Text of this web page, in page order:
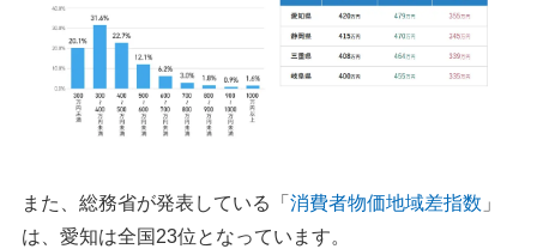
また、総務省が発表している「 消費者物価地域差指数 」
は、愛知は全国23位となっています。